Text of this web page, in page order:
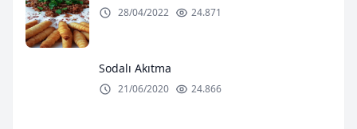
28/04/2022 24.871
Sodalı Akıtma
21/06/2020 24.866